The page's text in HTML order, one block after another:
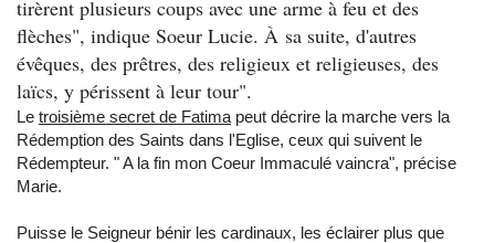
tirèrent plusieurs coups avec une arme à feu et des
flèches", indique Soeur Lucie. À sa suite, d'autres
évêques, des prêtres, des religieux et religieuses, des
laïcs, y périssent à leur tour".
Le troisième secret de Fatima peut décrire la marche vers la
Rédemption des Saints dans l'Eglise, ceux qui suivent le
Rédempteur. " A la fin mon Coeur Immaculé vaincra", précise
Marie.
Puisse le Seigneur bénir les cardinaux, les éclairer plus que